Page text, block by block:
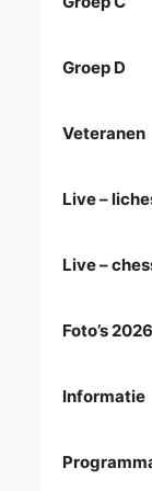
Groep D
Veteranen
Live –
Live –
Foto’s 2026
Informatie